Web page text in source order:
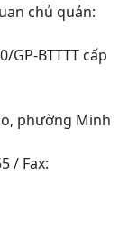
chủ quản:
BTTTT cấp
phường Minh
/ Fax: